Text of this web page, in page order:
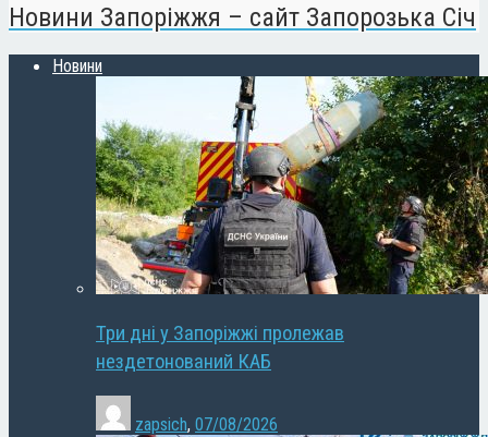
Новини Запоріжжя – сайт Запорозька Січ
Новини
Три дні у Запоріжжі пролежав
нездетонований КАБ
zapsich, 07/08/2026